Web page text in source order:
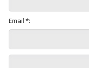
Email *: